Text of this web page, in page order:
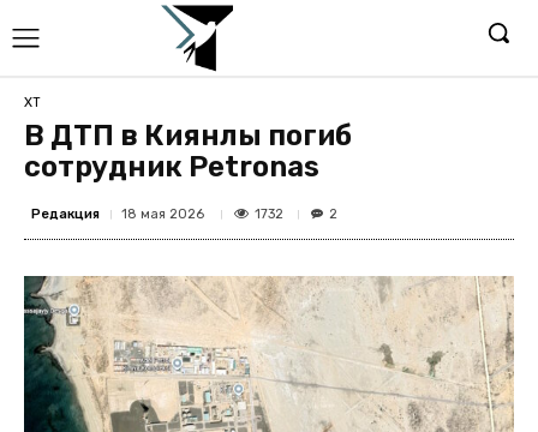
ХТ
В ДТП в Киянлы погиб
сотрудник Petronas
Редакция 18 мая 2026 1732 2